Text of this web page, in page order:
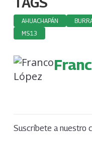
AHUACHAPÁN
MS13
Suscríbete a nuestro